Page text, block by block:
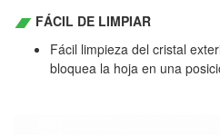
FÁCIL DE LIMPIAR
Fácil limpieza del cristal
bloquea la hoja en una